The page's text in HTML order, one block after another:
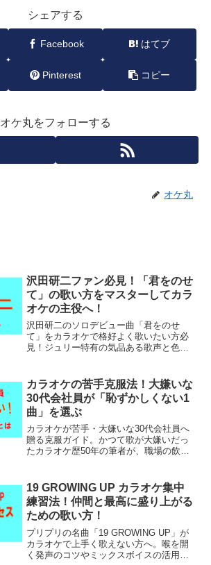
シェアする
Facebook はてブ
Pinterest コピー
オケ丸をフォローする
オケ丸
沢田研二ファン必見！「君をのせ
て」の歌い方をマスターしてカラ
オケの主役へ！
沢田研二のソロデビュー曲「君をのせ
て」をカラオケで格好よく歌いたい方必
見！ジュリー特有の気品ある歌声と色気
で、ファンなら押さえておきたい表現テ
クニックが満載です。
カラオケの苦手克服法！大嫌いな
30代会社員が「恥ずかしくない1
曲」を選ぶ
カラオケが苦手・大嫌いな30代会社員へ
贈る克服ガイド。かつて歌が大嫌いだっ
たカラオケ歴50年の筆者が、職場の飲み
の恐怖をサクッと乗り切れます！
19 GROWING UP カラオケ集中
練習法！仲間と最高に盛り上がる
ための歌い方！
プリプリの名曲「19 GROWING UP」が
カラオケで上手く歌えない方へ。喉を開
く発声のコツやミックスボイスの活用、